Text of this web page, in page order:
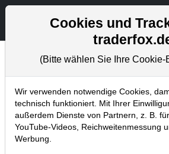
Chartanalysen
Home Blog Chartanalysen
Chartanalyse
Kursschwäche
Cookies und
(Bitte wählen Sie Ihre Cookie-
Wir verwenden notwendige Cookies,
technisch funktioniert. Mit Ihrer
außerdem Dienste von Partnern, z. B.
YouTube-Videos, Reichweitenmessung
Werbung.